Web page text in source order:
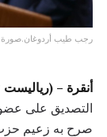
رجب طيب
أنقرة –
التصديق على
صرح به زعيم حزب